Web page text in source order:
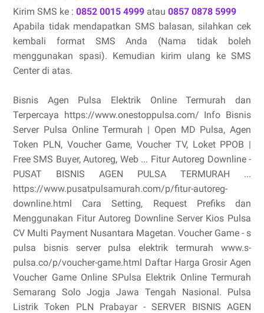
Kirim SMS ke : 0852 0015 4999 atau 0857 0878 5999
Apabila tidak mendapatkan SMS balasan, silahkan cek
kembali format SMS Anda (Nama tidak boleh
menggunakan spasi). Kemudian kirim ulang ke SMS
Center di atas.
Bisnis Agen Pulsa Elektrik Online Termurah dan
Terpercaya https://www.onestoppulsa.com/ Info Bisnis
Server Pulsa Online Termurah | Open MD Pulsa, Agen
Token PLN, Voucher Game, Voucher TV, Loket PPOB |
Free SMS Buyer, Autoreg, Web ... Fitur Autoreg Downline -
PUSAT BISNIS AGEN PULSA TERMURAH ...
https://www.pusatpulsamurah.com/p/fitur-autoreg-
downline.html Cara Setting, Request Prefiks dan
Menggunakan Fitur Autoreg Downline Server Kios Pulsa
CV Multi Payment Nusantara Magetan. Voucher Game - s
pulsa bisnis server pulsa elektrik termurah www.s-
pulsa.co/p/voucher-game.html Daftar Harga Grosir Agen
Voucher Game Online SPulsa Elektrik Online Termurah
Semarang Solo Jogja Jawa Tengah Nasional. Pulsa
Listrik Token PLN Prabayar - SERVER BISNIS AGEN